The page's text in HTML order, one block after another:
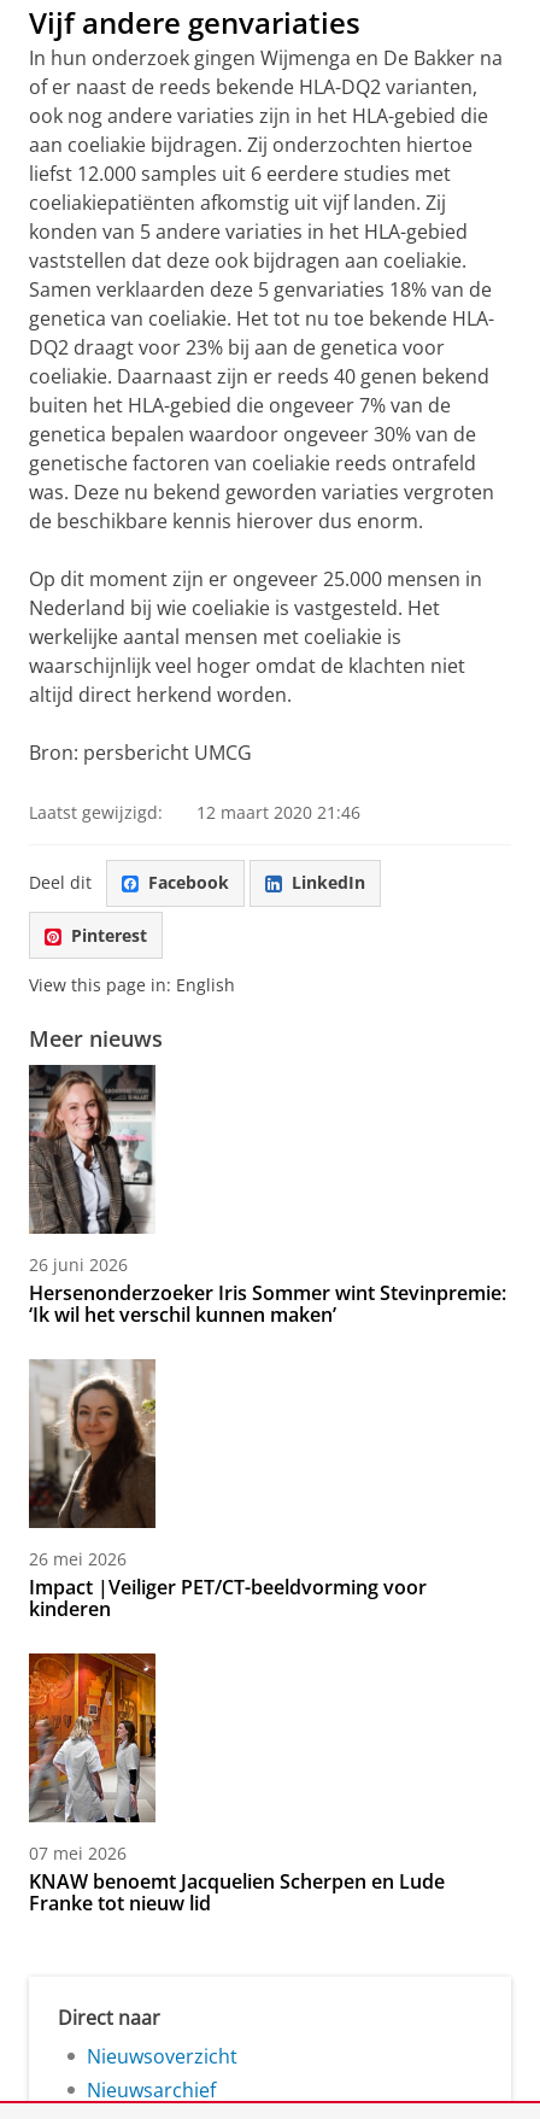
Vijf andere genvariaties
In hun onderzoek gingen Wijmenga en De Bakker na
of er naast de reeds bekende HLA-DQ2 varianten,
ook nog andere variaties zijn in het HLA-gebied die
aan coeliakie bijdragen. Zij onderzochten hiertoe
liefst 12.000 samples uit 6 eerdere studies met
coeliakiepatiënten afkomstig uit vijf landen. Zij
konden van 5 andere variaties in het HLA-gebied
vaststellen dat deze ook bijdragen aan coeliakie.
Samen verklaarden deze 5 genvariaties 18% van de
genetica van coeliakie. Het tot nu toe bekende HLA-
DQ2 draagt voor 23% bij aan de genetica voor
coeliakie. Daarnaast zijn er reeds 40 genen bekend
buiten het HLA-gebied die ongeveer 7% van de
genetica bepalen waardoor ongeveer 30% van de
genetische factoren van coeliakie reeds ontrafeld
was. Deze nu bekend geworden variaties vergroten
de beschikbare kennis hierover dus enorm.
Op dit moment zijn er ongeveer 25.000 mensen in
Nederland bij wie coeliakie is vastgesteld. Het
werkelijke aantal mensen met coeliakie is
waarschijnlijk veel hoger omdat de klachten niet
altijd direct herkend worden.
Bron: persbericht UMCG
Laatst gewijzigd: 12 maart 2020 21:46
Deel dit Facebook LinkedIn
Pinterest
View this page in: English
Meer nieuws
26 juni 2026
Hersenonderzoeker Iris Sommer wint Stevinpremie:
‘Ik wil het verschil kunnen maken’
26 mei 2026
Impact |Veiliger PET/CT-beeldvorming voor
kinderen
07 mei 2026
KNAW benoemt Jacquelien Scherpen en Lude
Franke tot nieuw lid
Direct naar
Nieuwsoverzicht
Nieuwsarchief